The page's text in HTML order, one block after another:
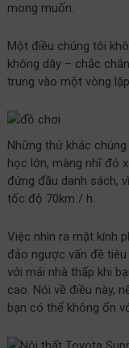
mong muốn.
Một điều chúng tôi
không dây – chắc
trung vào một vòng
Những thứ khác
học lớn, màng nhĩ đó
đứng đầu danh sách,
tốc độ 70km / h.
Việc nhìn ra mặt kính
đảo ngược vấn đề
với mái nhà thấp khi
cao. Nói về điều này,
bạn có thể không ổn